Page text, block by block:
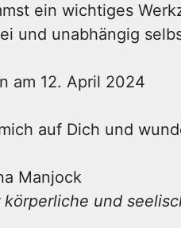
ein wichtiges
und unabhängig
am 12. April 2024
auf Dich und
Manjock
körperliche und